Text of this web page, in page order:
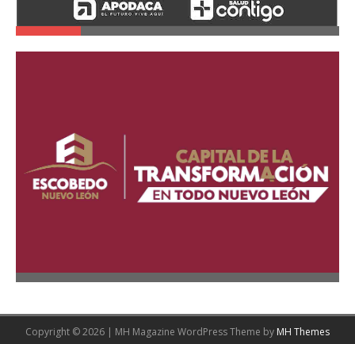
Copyright © 2026 | MH Magazine WordPress Theme by MH Themes